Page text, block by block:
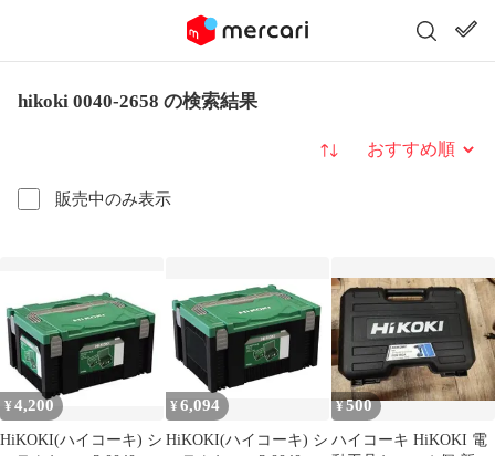
hikoki 0040-2658 の検索結果
販売中のみ表示
並び替え
¥4,200
HiKOKI(ハイコーキ) シ
¥6,094
HiKOKI(ハイコーキ) シ
¥500
ハイコーキ HiKOKI 電